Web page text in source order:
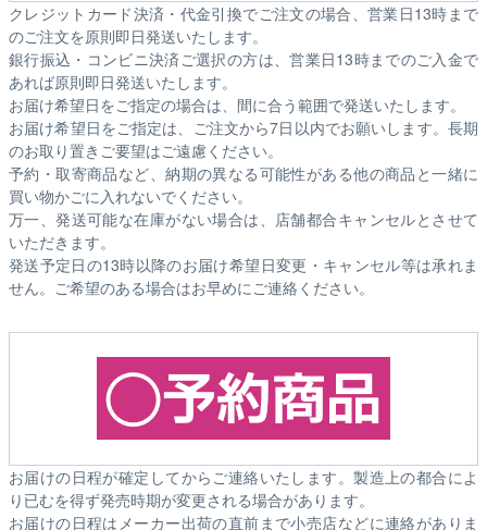
クレジットカード決済・代金引換でご注文の場合、営業日13時まで
のご注文を原則即日発送いたします。
銀行振込・コンビニ決済ご選択の方は、営業日13時までのご入金で
あれば原則即日発送いたします。
お届け希望日をご指定の場合は、間に合う範囲で発送いたします。
お届け希望日をご指定は、ご注文から7日以内でお願いします。長期
のお取り置きご要望はご遠慮ください。
予約・取寄商品など、納期の異なる可能性がある他の商品と一緒に
買い物かごに入れないでください。
万一、発送可能な在庫がない場合は、店舗都合キャンセルとさせて
いただきます。
発送予定日の13時以降のお届け希望日変更・キャンセル等は承れま
せん。ご希望のある場合はお早めにご連絡ください。
お届けの日程が確定してからご連絡いたします。製造上の都合によ
り已むを得ず発売時期が変更される場合があります。
お届けの日程はメーカー出荷の直前まで小売店などに連絡がありま